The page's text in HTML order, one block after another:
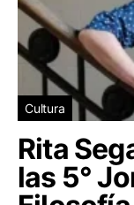
Cultura
Rita
las 5°